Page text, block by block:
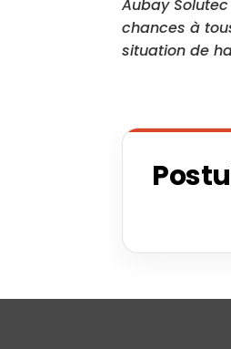
Aubay
chances à
situation de